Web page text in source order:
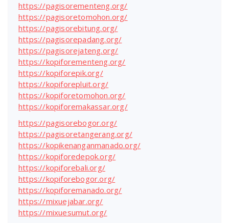
https://pagisorementeng.org/
https://pagisoretomohon.org/
https://pagisorebitung.org/
https://pagisorepadang.org/
https://pagisorejateng.org/
https://kopiforementeng.org/
https://kopiforepik.org/
https://kopiforepluit.org/
https://kopiforetomohon.org/
https://kopiforemakassar.org/
https://pagisorebogor.org/
https://pagisoretangerang.org/
https://kopikenanganmanado.org/
https://kopiforedepok.org/
https://kopiforebali.org/
https://kopiforebogor.org/
https://kopiforemanado.org/
https://mixuejabar.org/
https://mixuesumut.org/